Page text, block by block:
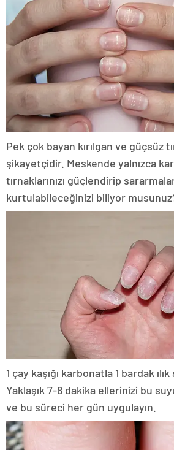
Pek çok bayan kırılgan ve güçsüz
şikayetçidir. Meskende yalnızca
tırnaklarınızı güçlendirip
kurtulabileceğinizi biliyor
1 çay kaşığı karbonatla 1 bardak ılık
Yaklaşık 7-8 dakika ellerinizi bu
ve bu süreci her gün uygulayın.